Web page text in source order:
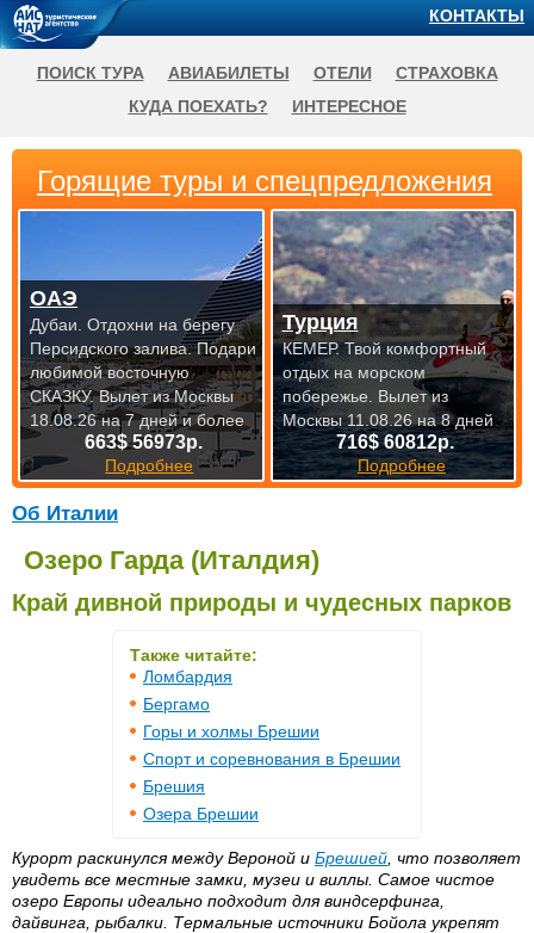
Об Италии
Озеро Гарда (Италдия)
Край дивной природы и чудесных парков
Также читайте:
Ломбардия
Бергамо
Горы и холмы Брешии
Спорт и соревнования в Брешии
Брешия
Озера Брешии
Курорт раскинулся между Вероной и Брешией , что позволяет
увидеть все местные замки, музеи и виллы. Самое чистое
озеро Европы идеально подходит для виндсерфинга,
дайвинга, рыбалки. Термальные источники Бойола укрепят
Горящие туры и спецпредложения
663$ 56973р.
Подробнее
ОАЭ
Дубаи. Отдохни на берегу
Персидского залива. Подари
любимой восточную
СКАЗКУ.Вылет из Москвы
18.08.26 на 7 дней и более
716$ 60812р.
Подробнее
Турция
КЕМЕР. Твой комфортный
отдых на морском
побережье. Вылет из
Москвы 11.08.26 на 8 дней
КОНТАКТЫ
ПОИСК ТУРА АВИАБИЛЕТЫ ОТЕЛИ
СТРАХОВКА
КУДА ПОЕХАТЬ?
ИНТЕРЕСНОЕ